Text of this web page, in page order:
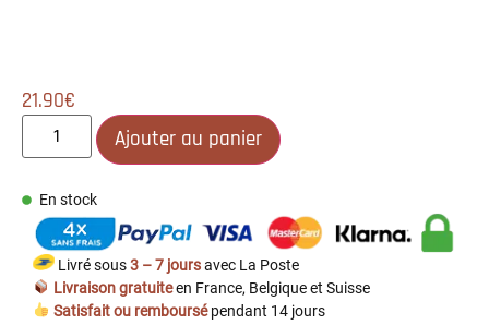
21.90€
Ajouter au panier
En stock
Livré sous3 – 7 joursavec La Poste
Livraison gratuiteen France, Belgique et Suisse
Satisfait ou remboursépendant 14 jours